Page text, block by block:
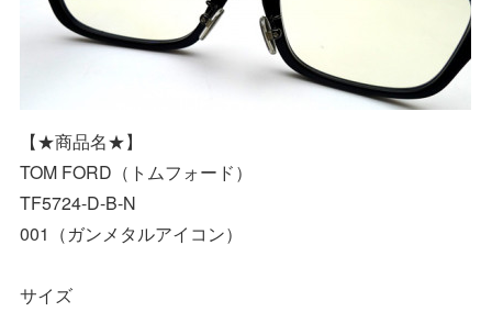
【★商品名★】
TOM FORD（トムフォード）
TF5724-D-B-N
001（ガンメタルアイコン）
サイズ